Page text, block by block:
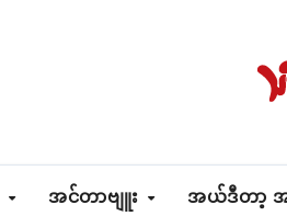
အင်တာဗျူး အယ်ဒီတာ့ အ